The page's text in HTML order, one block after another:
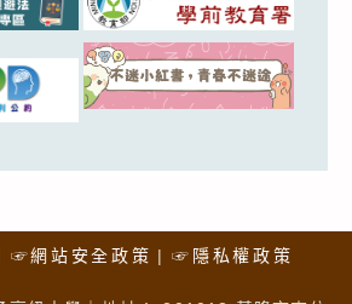
☞網站安全政策 ☞隱私權政策